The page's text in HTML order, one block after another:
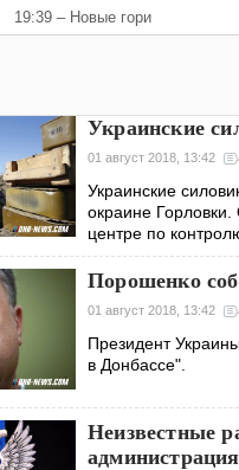
19:39 – Новые горизонты
Украинские
01 август 2018, 13:42
Украинские
окраине
центре по
Порошенко
01 август 2018, 13:42
Президент
в Донбассе".
Неизвестные
администрация